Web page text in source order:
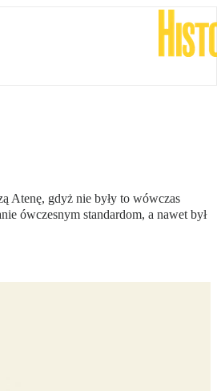
Atenę, gdyż nie były to wówczas
ówczesnym standardom, a nawet był